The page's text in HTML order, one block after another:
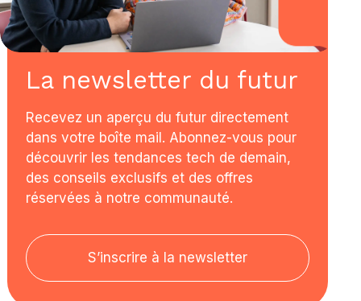
La newsletter du futur
Recevez un aperçu du futur directement
dans votre boîte mail. Abonnez-vous pour
découvrir les tendances tech de demain,
des conseils exclusifs et des offres
réservées à notre communauté.
S’inscrire à la newsletter